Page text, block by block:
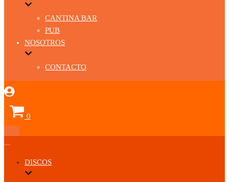
CANTINA BAR
PUB
NOSOTROS
CONTACTO
0
Menú
navegación
DISCOS